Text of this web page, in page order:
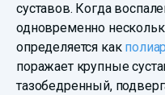
суставов. Когда
одновременно
определяется как
поражает крупные
тазобедренный,